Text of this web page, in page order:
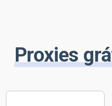
Proxies